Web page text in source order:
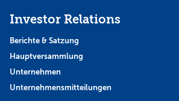
Investor Relations
Berichte & Satzung
Hauptversammlung
Unternehmen
Unternehmensmitteilungen